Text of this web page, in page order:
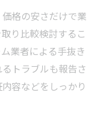
ポイント
めの素材と施工
会社を選ぶ基
格の安さだけで業
り比較検討するこ
業者による手抜き
トラブルも報告さ
容などをしっかり